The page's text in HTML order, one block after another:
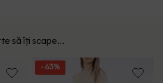
să îți scape...
- 63%